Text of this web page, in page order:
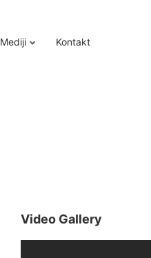
Mediji Kontakt
Video Gallery